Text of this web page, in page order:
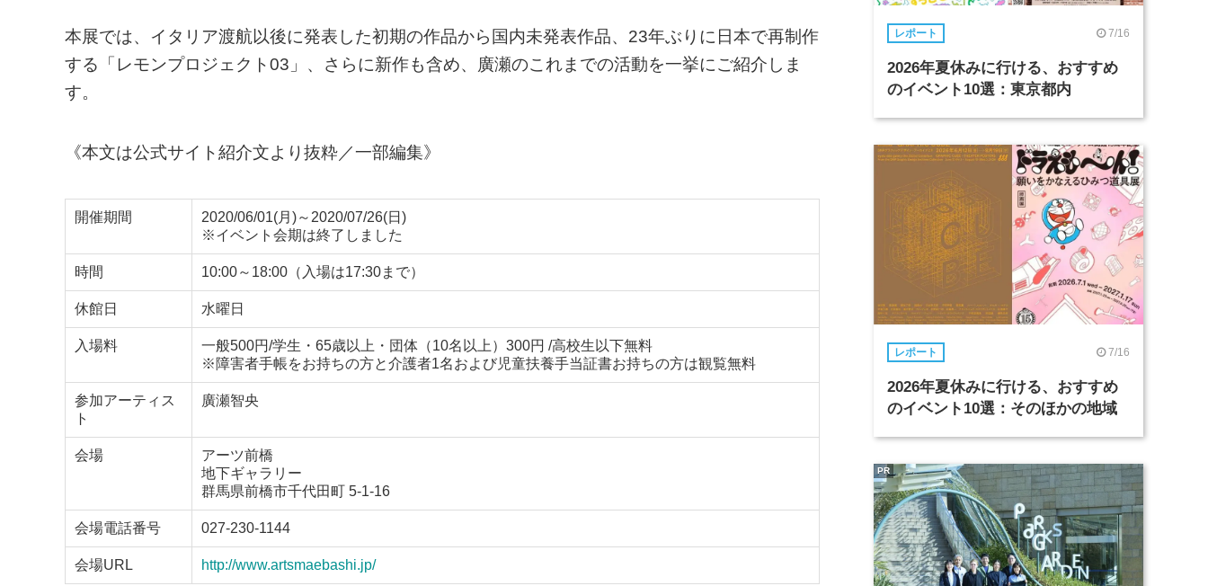
本展では、イタリア渡航以後に発表した初期の作品から国内未発表作品、23年ぶりに日本で再制作
する「レモンプロジェクト03」、さらに新作も含め、廣瀬のこれまでの活動を一挙にご紹介しま
す。
《本文は公式サイト紹介文より抜粋／一部編集》
開催期間
2020/06/01(月)～2020/07/26(日)
※イベント会期は終了しました
時間 10:00～18:00（入場は17:30まで）
休館日 水曜日
入場料
一般500円/学生・65歳以上・団体（10名以上）300円 /高校生以下無料
※障害者手帳をお持ちの方と介護者1名および児童扶養手当証書お持ちの方は観覧無料
参加アーティス
ト
廣瀬智央
会場
アーツ前橋
地下ギャラリー
群馬県前橋市千代田町 5-1-16
会場電話番号 027-230-1144
会場URL http://www.artsmaebashi.jp/
レポート 7/16
2026年夏休みに行ける、おすすめ
のイベント10選：東京都内
レポート 7/16
2026年夏休みに行ける、おすすめ
のイベント10選：そのほかの地域
PR